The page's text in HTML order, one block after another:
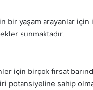
bir yaşam arayanlar için
sunmaktadır.
için birçok fırsat
sahip